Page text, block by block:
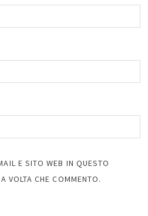
E SITO WEB IN QUESTO
VOLTA CHE COMMENTO.